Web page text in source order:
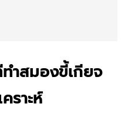
ำสมองขี้เกียจ
ราะห์